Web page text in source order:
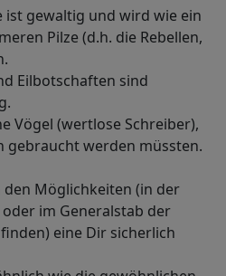
ist gewaltig und wird wie ein
Pilze (d.h. die Rebellen,
Eilbotschaften sind
Vögel (wertlose Schreiber),
gebraucht werden müssten.
den Möglichkeiten (in der
im Generalstab der
eine Dir sicherlich